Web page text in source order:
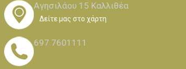
Αγησιλάου 15 Καλλιθέα
Δείτε μας στο χάρτη
697 7601111